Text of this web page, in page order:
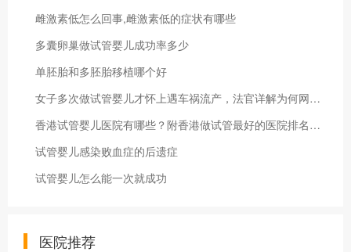
雌激素低怎么回事,雌激素低的症状有哪些
多囊卵巢做试管婴儿成功率多少
单胚胎和多胚胎移植哪个好
女子多次做试管婴儿才怀上遇车祸流产，法官详解为何网约车平台担全责
香港试管婴儿医院有哪些？附香港做试管最好的医院排名清单！
试管婴儿感染败血症的后遗症
试管婴儿怎么能一次就成功
医院推荐